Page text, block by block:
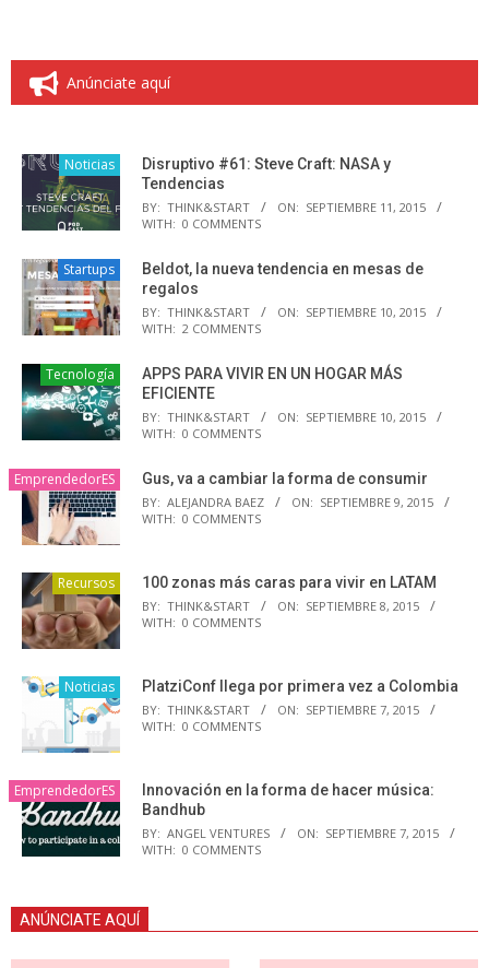
Anúnciate aquí
Noticias
Disruptivo #61: Steve Craft: NASA y
Tendencias
BY: THINK&START ON: SEPTIEMBRE 11, 2015
WITH: 0 COMMENTS
Startups
Beldot, la nueva tendencia en mesas de
regalos
BY: THINK&START ON: SEPTIEMBRE 10, 2015
WITH: 2 COMMENTS
Tecnología
APPS PARA VIVIR EN UN HOGAR MÁS
EFICIENTE
BY: THINK&START ON: SEPTIEMBRE 10, 2015
WITH: 0 COMMENTS
EmprendedorES Gus, va a cambiar la forma de consumir
BY: ALEJANDRA BAEZ ON: SEPTIEMBRE 9, 2015
WITH: 0 COMMENTS
Recursos 100 zonas más caras para vivir en LATAM
BY: THINK&START ON: SEPTIEMBRE 8, 2015
WITH: 0 COMMENTS
Noticias PlatziConf llega por primera vez a Colombia
BY: THINK&START ON: SEPTIEMBRE 7, 2015
WITH: 0 COMMENTS
EmprendedorES
Innovación en la forma de hacer música:
Bandhub
BY: ANGEL VENTURES ON: SEPTIEMBRE 7, 2015
WITH: 0 COMMENTS
ANÚNCIATE AQUÍ